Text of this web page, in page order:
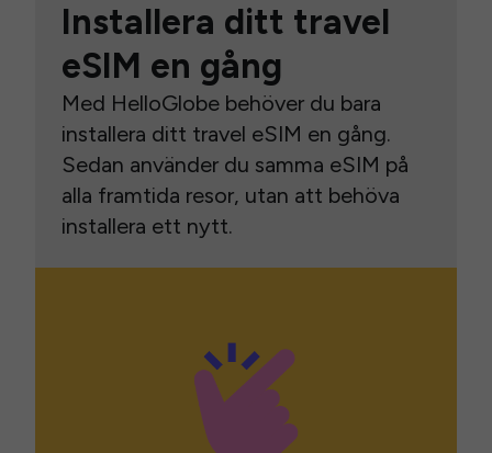
Installera ditt travel
eSIM en gång
Med HelloGlobe behöver du bara
installera ditt travel eSIM en gång.
Sedan använder du samma eSIM på
alla framtida resor, utan att behöva
installera ett nytt.